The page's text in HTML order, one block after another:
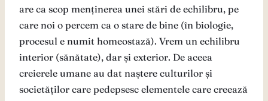
are ca scop menținerea unei stări de echilibru, pe
care noi o percem ca o stare de bine (în biologie,
procesul e numit homeostază). Vrem un echilibru
interior (sănătate), dar și exterior. De aceea
creierele umane au dat naștere culturilor și
societăților care pedepsesc elementele care creează